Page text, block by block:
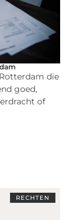
die
goed,
of
RECHTEN